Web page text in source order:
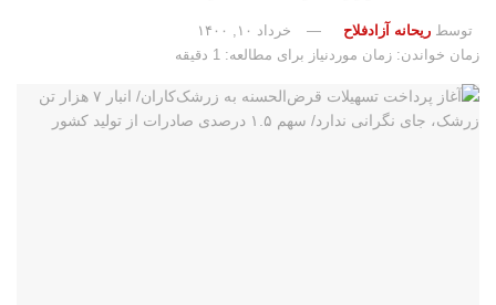
توسط ریحانه آزادفلاح
خرداد ۱۰, ۱۴۰۰
زمان خواندن: زمان موردنیاز برای مطالعه: 1 دقیقه